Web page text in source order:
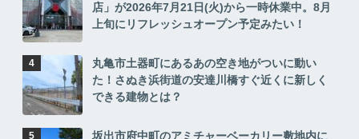
店」が2026年7月21日(火)から一時休業中。8月
上旬にリフレッシュオープン予定みたい！
丸亀市土器町にあるあの空き地がついに動い
た！さぬき浜街道の安達川橋すぐ近くに新しく
できる建物とは？
坂出市府中町のアミチャーベーカリー敷地内に